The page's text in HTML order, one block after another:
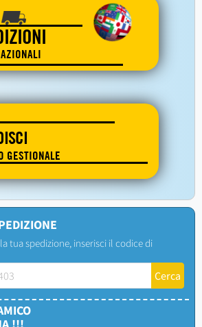
GESTIONALE
tua spedizione, inserisci il codice di